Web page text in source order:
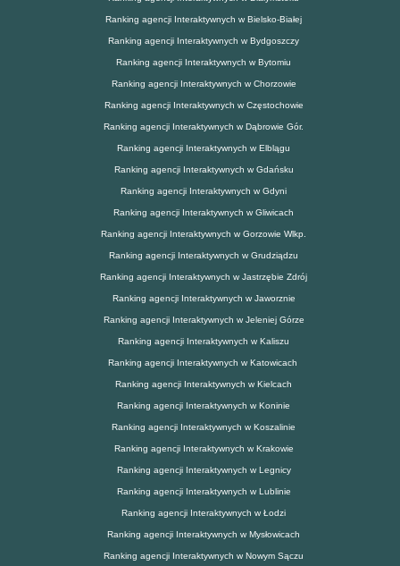
Ranking agencji Interaktywnych w Bielsko-Białej
Ranking agencji Interaktywnych w Bydgoszczy
Ranking agencji Interaktywnych w Bytomiu
Ranking agencji Interaktywnych w Chorzowie
Ranking agencji Interaktywnych w Częstochowie
Ranking agencji Interaktywnych w Dąbrowie Gór.
Ranking agencji Interaktywnych w Elblągu
Ranking agencji Interaktywnych w Gdańsku
Ranking agencji Interaktywnych w Gdyni
Ranking agencji Interaktywnych w Gliwicach
Ranking agencji Interaktywnych w Gorzowie Wlkp.
Ranking agencji Interaktywnych w Grudziądzu
Ranking agencji Interaktywnych w Jastrzębie Zdrój
Ranking agencji Interaktywnych w Jaworznie
Ranking agencji Interaktywnych w Jeleniej Górze
Ranking agencji Interaktywnych w Kaliszu
Ranking agencji Interaktywnych w Katowicach
Ranking agencji Interaktywnych w Kielcach
Ranking agencji Interaktywnych w Koninie
Ranking agencji Interaktywnych w Koszalinie
Ranking agencji Interaktywnych w Krakowie
Ranking agencji Interaktywnych w Legnicy
Ranking agencji Interaktywnych w Lublinie
Ranking agencji Interaktywnych w Łodzi
Ranking agencji Interaktywnych w Mysłowicach
Ranking agencji Interaktywnych w Nowym Sączu